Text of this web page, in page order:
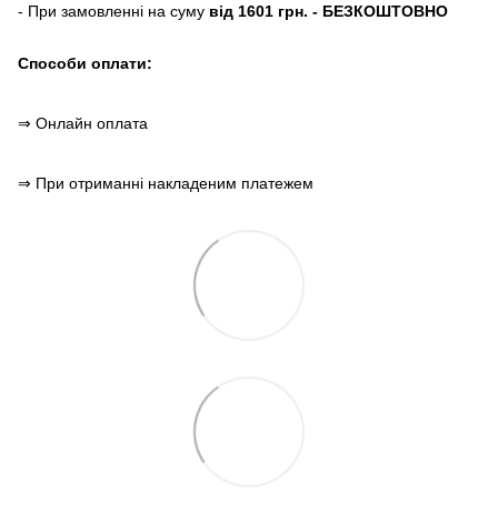
- При замовленні на суму від 1601 грн. - БЕЗКОШТОВНО
Способи оплати:
⇒ Онлайн оплата
⇒ При отриманні накладеним платежем